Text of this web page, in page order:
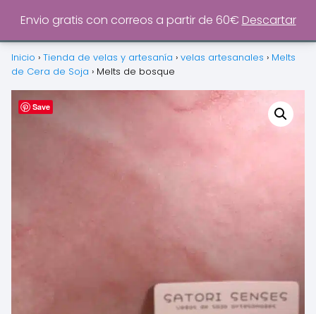
Envio gratis con correos a partir de 60€ Descartar
Inicio › Tienda de velas y artesanía › velas artesanales › Melts
de Cera de Soja › Melts de bosque
Save